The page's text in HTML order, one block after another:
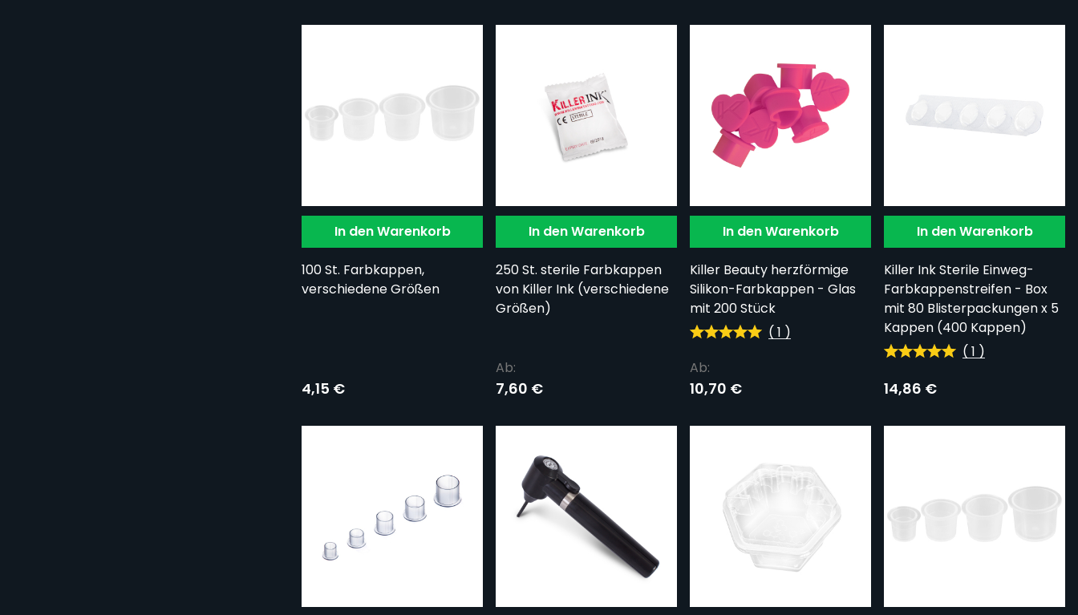
In den Warenkorb
100 St. Farbkappen,
verschiedene Größen
4,15 €
In den Warenkorb
250 St. sterile Farbkappen
von Killer Ink (verschiedene
Größen)
Ab:
7,60 €
In den Warenkorb
Killer Beauty herzförmige
Silikon-Farbkappen - Glas
mit 200 Stück
( 1 )
Ab:
10,70 €
In den Warenkorb
Killer Ink Sterile Einweg-
Farbkappenstreifen - Box
mit 80 Blisterpackungen x 5
Kappen (400 Kappen)
( 1 )
14,86 €